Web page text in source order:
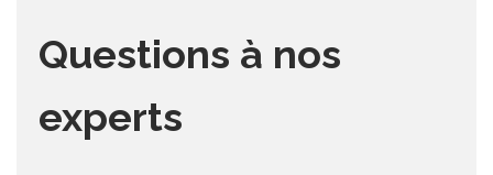
Questions à nos
experts